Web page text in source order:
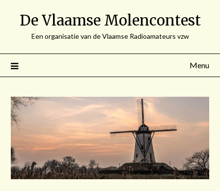
De Vlaamse Molencontest
Een organisatie van de Vlaamse Radioamateurs vzw
Menu